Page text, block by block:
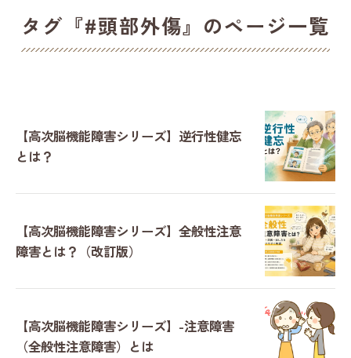
タグ『#頭部外傷』のページ一覧
【高次脳機能障害シリーズ】逆行性健忘
とは？
【高次脳機能障害シリーズ】全般性注意
障害とは？（改訂版）
【高次脳機能障害シリーズ】-注意障害
（全般性注意障害）とは